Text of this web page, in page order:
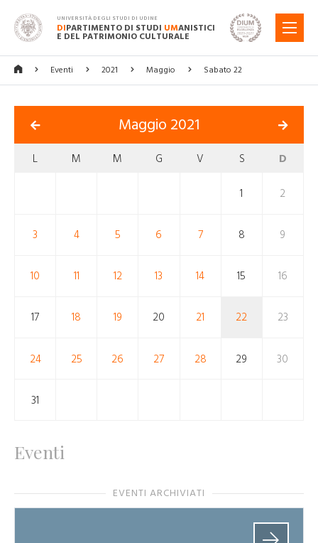
UNIVERSITÀ DEGLI STUDI DI UDINE
DIPARTIMENTO DI STUDI UMANISTICI
E DEL PATRIMONIO CULTURALE
MENU
Eventi 2021 Maggio Sabato 22
Maggio 2021
L M M G V S D
1 2
3 4 5 6 7 8 9
10 11 12 13 14 15 16
17 18 19 20 21 22 23
24 25 26 27 28 29 30
31
Eventi
EVENTI ARCHIVIATI